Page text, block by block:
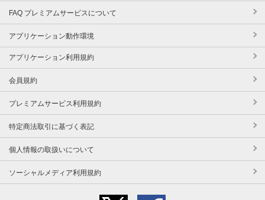
FAQ プレミアムサービスについて
アプリケーション動作環境
アプリケーション利用規約
会員規約
プレミアムサービス利用規約
特定商法取引に基づく表記
個人情報の取扱いについて
ソーシャルメディア利用規約